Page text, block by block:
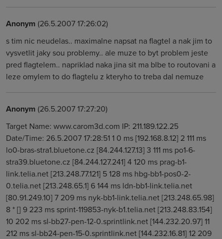
Anonym (26.5.2007 17:26:02)
s tim nic neudelas.. maximalne napsat na flagtel a nak jim to
vysvetlit jaky sou problemy.. ale muze to byt problem jeste
pred flagtelem.. napriklad naka jina sit ma blbe to routovani a
leze omylem to do flagtelu z kteryho to treba dal nemuze
Anonym (26.5.2007 17:27:20)
Target Name: www.carom3d.com IP: 211.189.122.25
Date/Time: 26.5.2007 17:28:51 1 0 ms [192.168.8.12] 2 111 ms
lo0-bras-stra1.bluetone.cz [84.244.127.13] 3 111 ms po1-6-
stra39.bluetone.cz [84.244.127.241] 4 120 ms prag-b1-
link.telia.net [213.248.77.121] 5 128 ms hbg-bb1-pos0-2-
0.telia.net [213.248.65.1] 6 144 ms ldn-bb1-link.telia.net
[80.91.249.10] 7 209 ms nyk-bb1-link.telia.net [213.248.65.98]
8 * [] 9 223 ms sprint-119853-nyk-b1.telia.net [213.248.83.154]
10 202 ms sl-bb27-pen-12-0.sprintlink.net [144.232.20.97] 11
212 ms sl-bb24-pen-15-0.sprintlink.net [144.232.16.81] 12 209